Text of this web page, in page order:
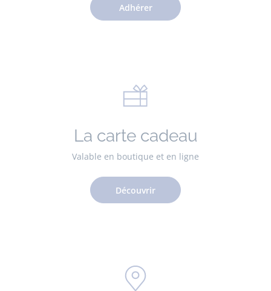
Adhérer
La carte cadeau
Valable en boutique et en ligne
Découvrir